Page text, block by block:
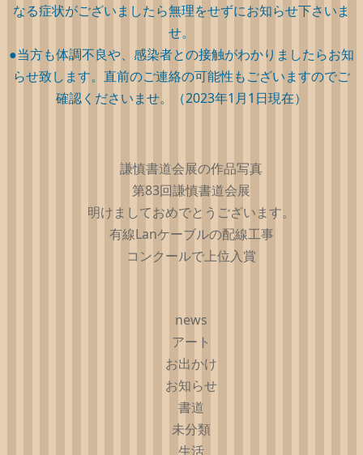
なる症状がございましたら無理をせずにお知らせ下さいま
せ。
●当方も体調不良や、感染者との接触がわかりましたらお知
らせ致します。直前のご連絡の可能性もございますのでご
確認くださいませ。（2023年1月1日現在）
謙慎書道会展の作品写真
第83回謙慎書道会展
明けましておめでとうございます。
有線Lanケーブルの配線工事
コンクールで上位入賞
news
アート
お出かけ
お知らせ
書道
未分類
生活